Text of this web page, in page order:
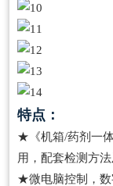
特点：
★《机箱/药剂一
用，配套检测方法
★微电脑控制，数